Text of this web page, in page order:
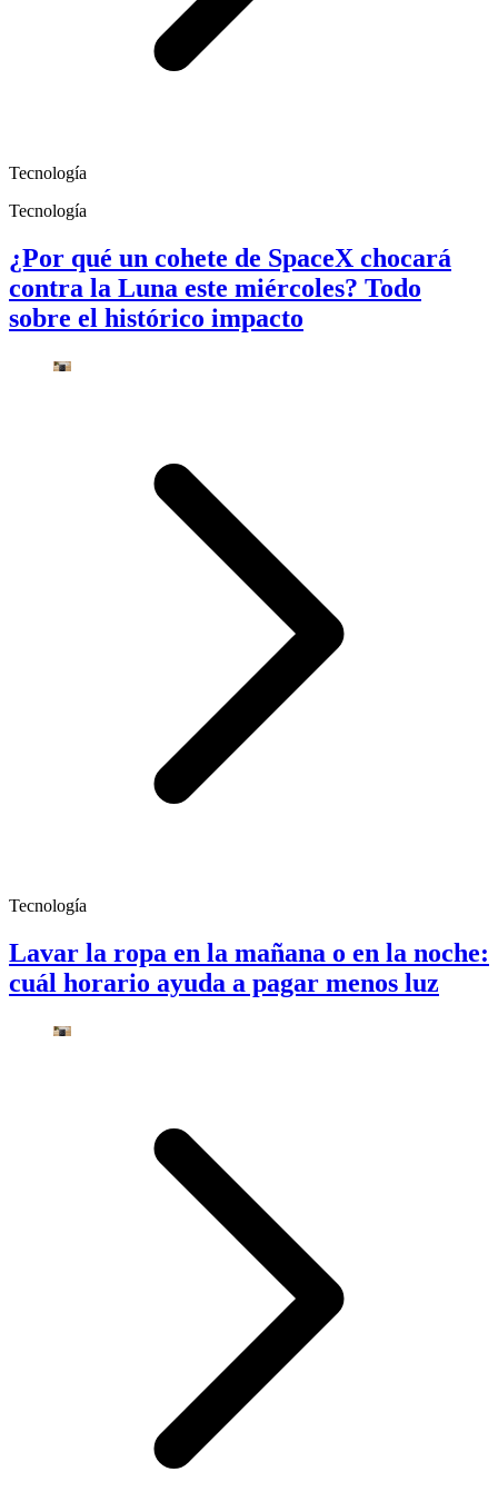
Tecnología
Tecnología
¿Por qué un cohete de SpaceX chocará
contra la Luna este miércoles? Todo
sobre el histórico impacto
Tecnología
Lavar la ropa en la mañana o en la noche:
cuál horario ayuda a pagar menos luz